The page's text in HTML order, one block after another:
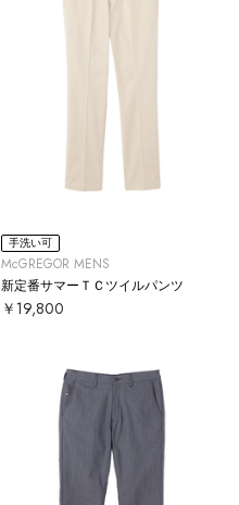
手洗い可
McGREGOR MENS
新定番サマーＴＣツイルパンツ
￥19,800